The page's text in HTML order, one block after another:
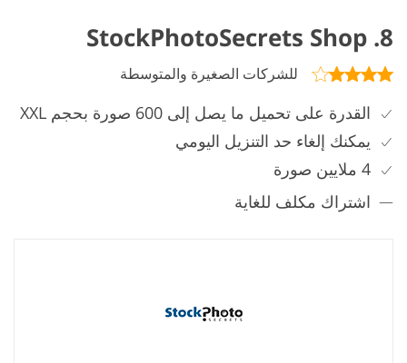
8. StockPhotoSecrets Shop
للشركات الصغيرة والمتوسطة
القدرة على تحميل ما يصل إلى 600 صورة بحجم XXL
يمكنك إلغاء حد التنزيل اليومي
4 ملايين صورة
اشتراك مكلف للغاية